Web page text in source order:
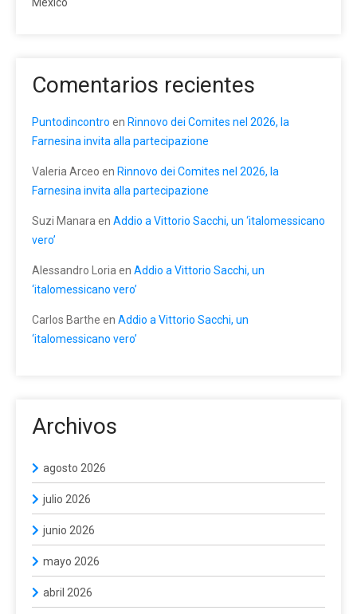
Comentarios recientes
Puntodincontro en Rinnovo dei Comites nel 2026, la
Farnesina invita alla partecipazione
Valeria Arceo en Rinnovo dei Comites nel 2026, la
Farnesina invita alla partecipazione
Suzi Manara en Addio a Vittorio Sacchi, un ‘italomessicano
vero’
Alessandro Loria en Addio a Vittorio Sacchi, un
‘italomessicano vero’
Carlos Barthe en Addio a Vittorio Sacchi, un
‘italomessicano vero’
Archivos
agosto 2026
julio 2026
junio 2026
mayo 2026
abril 2026